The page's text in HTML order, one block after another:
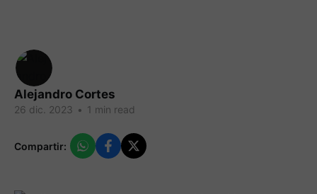
Alejandro Cortes
26 dic. 2023 • 1 min read
Compartir: